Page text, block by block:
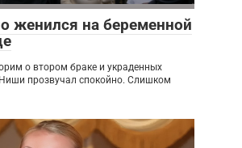
женился на беременной
о втором браке и украденных
прозвучал спокойно. Слишком